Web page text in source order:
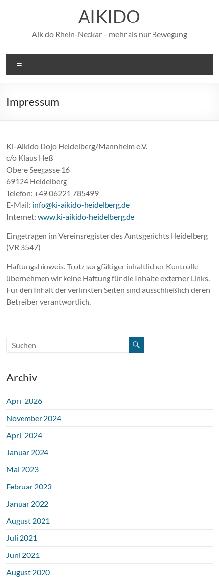
AIKIDO
Aikido Rhein-Neckar – mehr als nur Bewegung
Impressum
Ki-Aikido Dojo Heidelberg/Mannheim e.V.
c/o Klaus Heß
Obere Seegasse 16
69124 Heidelberg
Telefon: +49 06221 785499
E-Mail: info@ki-aikido-heidelberg.de
Internet:www.ki-aikido-heidelberg.de
Eingetragen im Vereinsregister des Amtsgerichts Heidelberg
(VR 3547)
Haftungshinweis: Trotz sorgfältiger inhaltlicher Kontrolle
übernehmen wir keine Haftung für die Inhalte externer Links.
Für den Inhalt der verlinkten Seiten sind ausschließlich deren
Betreiber verantwortlich.
Archiv
April 2026
November 2024
April 2024
Januar 2024
Mai 2023
Februar 2023
Januar 2022
August 2021
Juli 2021
Juni 2021
August 2020